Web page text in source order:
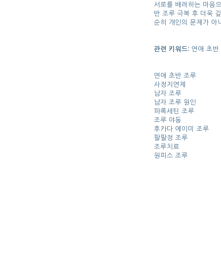
서로를 배려하는 마음
반 조루 극복 후 더욱
순히 개인의 문제가 아
관련 키워드: 연애 초
연애 초반 조루
사정지연제
남자 조루
남자 조루 원인
파록세틴 조루
조루 야동
후카다 에이미 조루
팔팔정 조루
조루치료
원피스 조루